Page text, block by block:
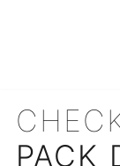
PACK